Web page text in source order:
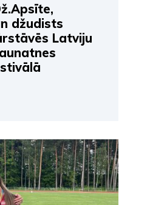
džudists
Latviju